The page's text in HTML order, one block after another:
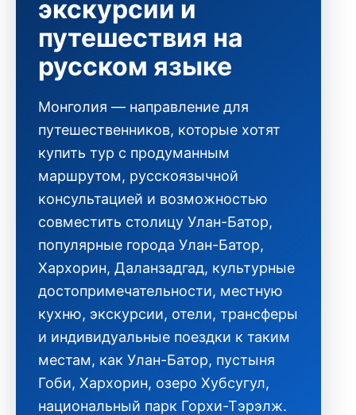
экскурсии и
путешествия на
русском языке
Монголия — направление для
путешественников, которые хотят
купить тур с продуманным
маршрутом, русскоязычной
консультацией и возможностью
совместить столицу Улан-Батор,
популярные города Улан-Батор,
Хархорин, Даланзадгад, культурные
достопримечательности, местную
кухню, экскурсии, отели, трансферы
и индивидуальные поездки к таким
местам, как Улан-Батор, пустыня
Гоби, Хархорин, озеро Хубсугул,
национальный парк Горхи-Тэрэлж.